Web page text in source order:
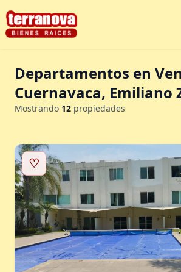
Departamentos en
Cuernavaca, Emiliano
Mostrando 12 propiedades
♡